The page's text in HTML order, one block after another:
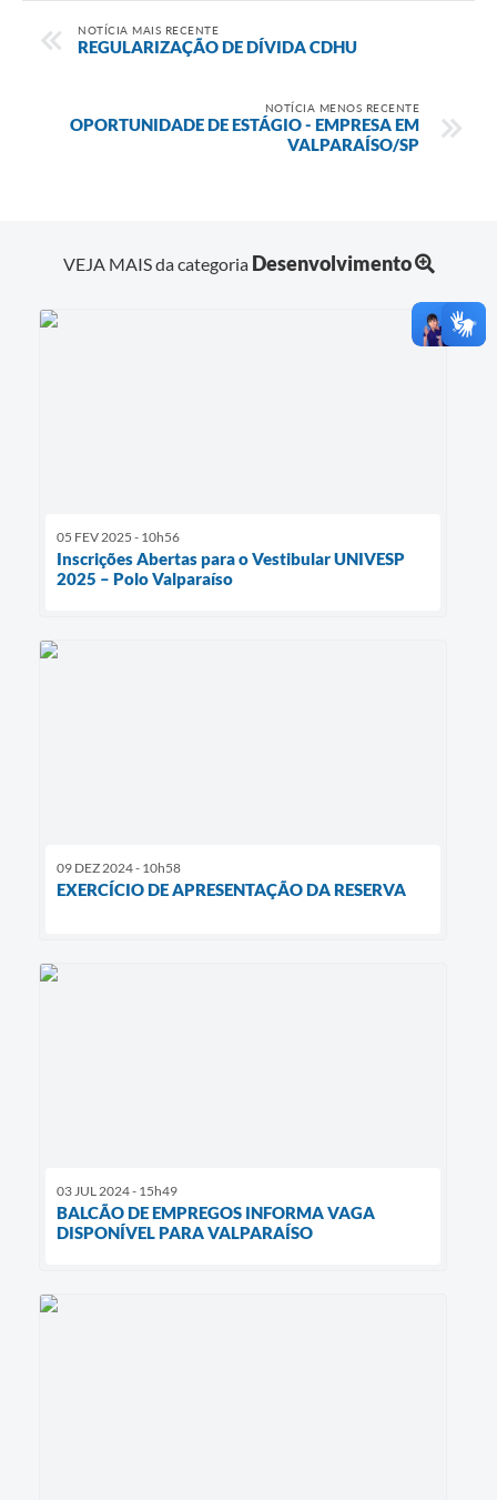
NOTÍCIA MAIS RECENTE
REGULARIZAÇÃO DE DÍVIDA CDHU
NOTÍCIA MENOS RECENTE
OPORTUNIDADE DE ESTÁGIO - EMPRESA EM
VALPARAÍSO/SP
VEJA MAIS da categoria Desenvolvimento
05 FEV 2025 - 10h56
Inscrições Abertas para o Vestibular UNIVESP
2025 – Polo Valparaíso
09 DEZ 2024 - 10h58
EXERCÍCIO DE APRESENTAÇÃO DA RESERVA
03 JUL 2024 - 15h49
BALCÃO DE EMPREGOS INFORMA VAGA
DISPONÍVEL PARA VALPARAÍSO